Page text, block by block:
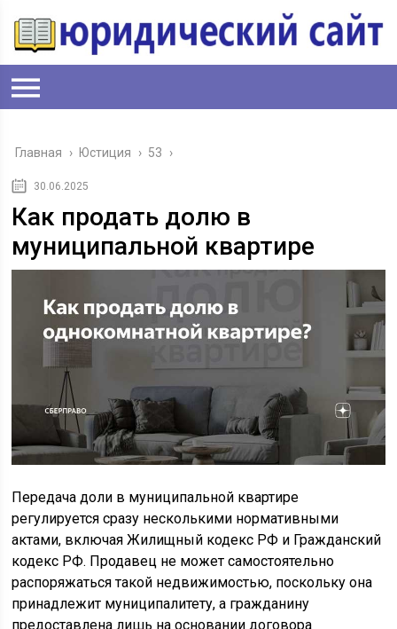
Главная › Юстиция › 53 ›
30.06.2025
Как продать долю в
муниципальной квартире
Передача доли в муниципальной квартире
регулируется сразу несколькими нормативными
актами, включая Жилищный кодекс РФ и Гражданский
кодекс РФ. Продавец не может самостоятельно
распоряжаться такой недвижимостью, поскольку она
принадлежит муниципалитету, а гражданину
предоставлена лишь на основании договора